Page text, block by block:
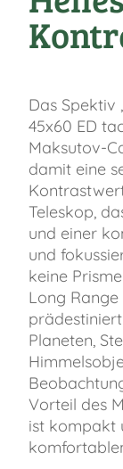
Das Spektiv
45x60 ED
Maksutov-
damit eine
Teleskop,
und einer
und
keine
Long
Planeten,
Vorteil des
ist kompakt